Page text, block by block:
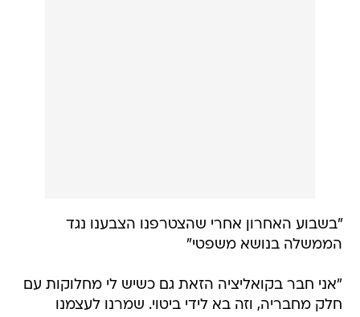
"בשבוע האחרון אחרי שהצטרפנו הצבענו נגד
הממשלה בנושא משפטי"
"אני חבר בקואליציה הזאת גם כשיש לי מחלוקות עם
חלק מחבריה, וזה בא לידי ביטוי. שמרנו לעצמנו